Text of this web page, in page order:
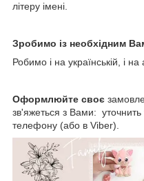
літеру імені.
Зробимо із необхідним
Робимо і на українській, і на
Оформлюйте своє
зв'яжеться з Вами: уточнить
телефону (або в Viber).